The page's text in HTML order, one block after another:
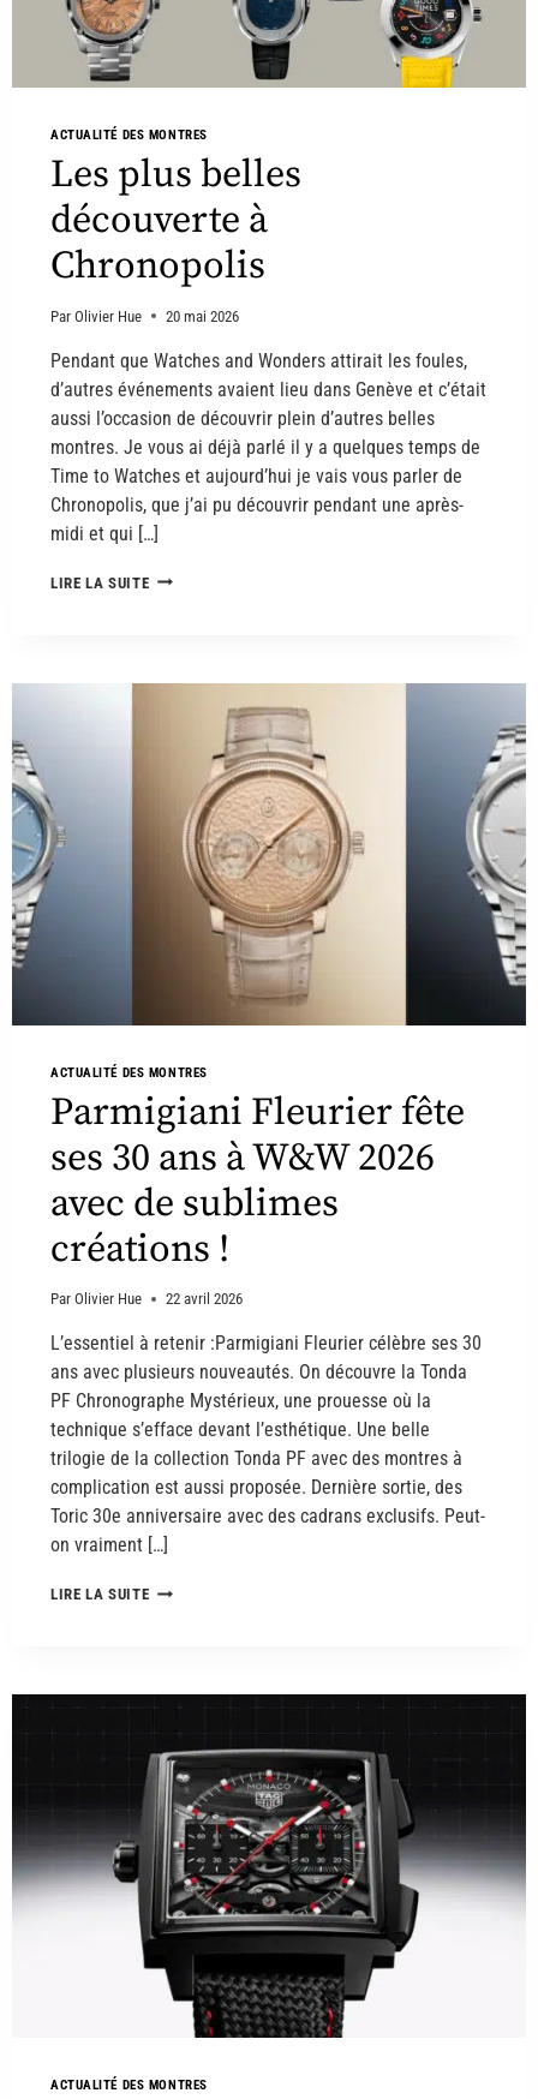
ACTUALITÉ DES MONTRES
Les plus belles
découverte à
Chronopolis
Par Olivier Hue 20 mai 2026
Pendant que Watches and Wonders attirait les foules,
d’autres événements avaient lieu dans Genève et c’était
aussi l’occasion de découvrir plein d’autres belles
montres. Je vous ai déjà parlé il y a quelques temps de
Time to Watches et aujourd’hui je vais vous parler de
Chronopolis, que j’ai pu découvrir pendant une après-
midi et qui […]
LIRE LA SUITE
ACTUALITÉ DES MONTRES
Parmigiani Fleurier fête
ses 30 ans à W&W 2026
avec de sublimes
créations !
Par Olivier Hue 22 avril 2026
L’essentiel à retenir :Parmigiani Fleurier célèbre ses 30
ans avec plusieurs nouveautés. On découvre la Tonda
PF Chronographe Mystérieux, une prouesse où la
technique s’efface devant l’esthétique. Une belle
trilogie de la collection Tonda PF avec des montres à
complication est aussi proposée. Dernière sortie, des
Toric 30e anniversaire avec des cadrans exclusifs. Peut-
on vraiment […]
LIRE LA SUITE
ACTUALITÉ DES MONTRES